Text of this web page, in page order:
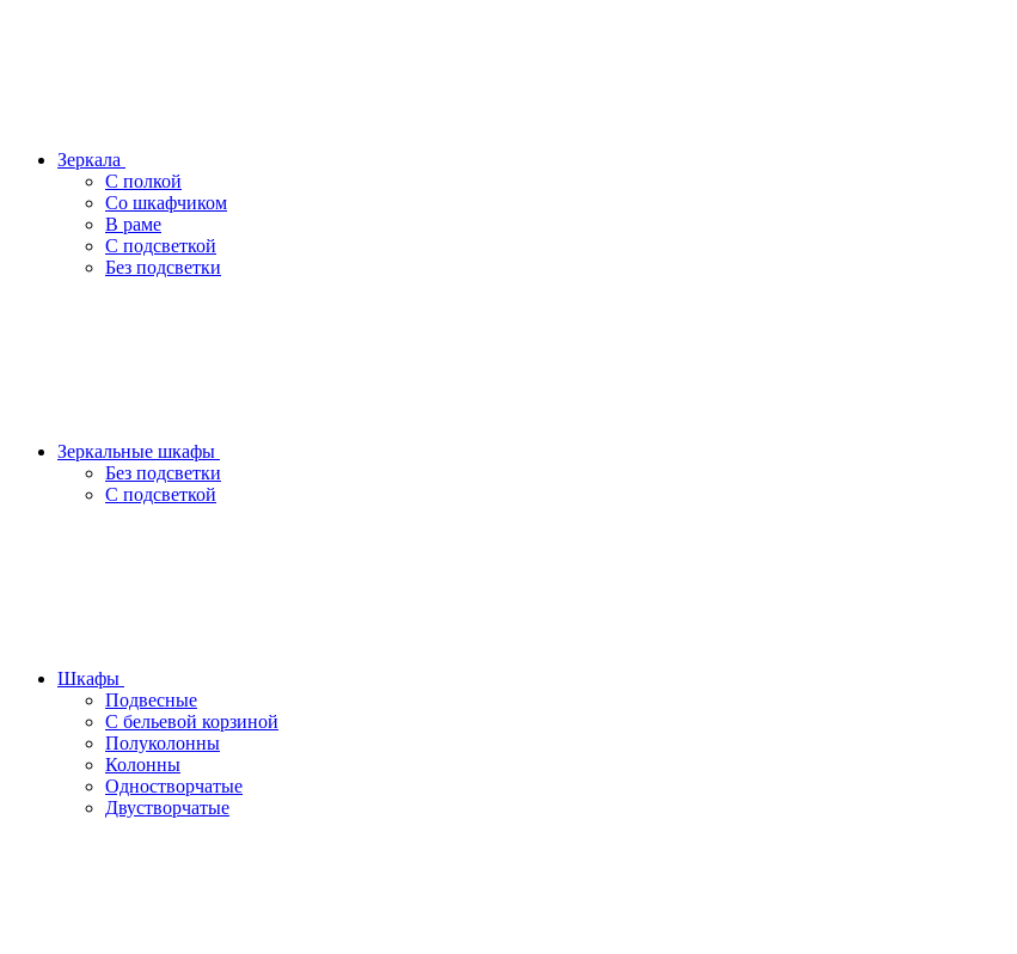
Зеркала
С полкой
Со шкафчиком
В раме
С подсветкой
Без подсветки
Зеркальные шкафы
Без подсветки
С подсветкой
Шкафы
Подвесные
С бельевой корзиной
Полуколонны
Колонны
Одностворчатые
Двустворчатые